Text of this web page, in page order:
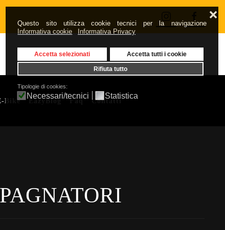
Questo sito utilizza cookie tecnici per la navigazione
Informativa cookie
Informativa Privacy
Accetta selezionati Accetta tutti i cookie
Rifiuta tutto
❌
Tipologie di cookies:
Necessari/tecnici Statistica
Bike EazyBlog Faq Contatti